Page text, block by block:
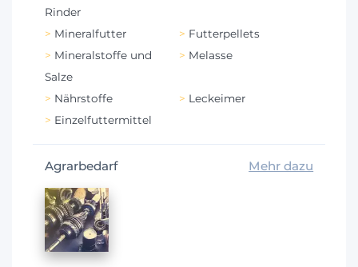
Rinder
Mineralfutter
Futterpellets
Mineralstoffe und
Salze
Melasse
Nährstoffe
Leckeimer
Einzelfuttermittel
Agrarbedarf Mehr dazu